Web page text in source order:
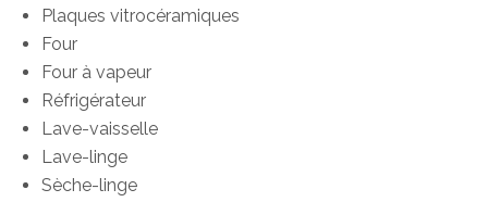
Plaques vitrocéramiques
Four
Four à vapeur
Réfrigérateur
Lave-vaisselle
Lave-linge
Sèche-linge